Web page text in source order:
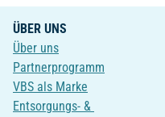
ÜBER UNS
Über uns
Partnerprogramm
VBS als Marke
Entsorgungs- &